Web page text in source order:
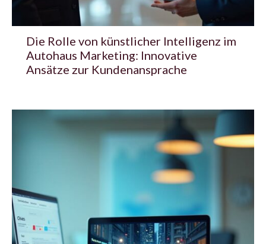
Die Rolle von künstlicher Intelligenz im
Autohaus Marketing: Innovative
Ansätze zur Kundenansprache